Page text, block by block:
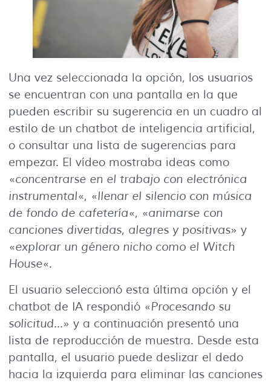
Una vez seleccionada la opción, los usuarios
se encuentran con una pantalla en la que
pueden escribir su sugerencia en un cuadro al
estilo de un chatbot de inteligencia artificial,
o consultar una lista de sugerencias para
empezar. El vídeo mostraba ideas como
«concentrarse en el trabajo con electrónica
instrumental«, «llenar el silencio con música
de fondo de cafetería«, «animarse con
canciones divertidas, alegres y positivas» y
«explorar un género nicho como el Witch
House«.
El usuario seleccionó esta última opción y el
chatbot de IA respondió «Procesando su
solicitud…» y a continuación presentó una
lista de reproducción de muestra. Desde esta
pantalla, el usuario puede deslizar el dedo
hacia la izquierda para eliminar las canciones